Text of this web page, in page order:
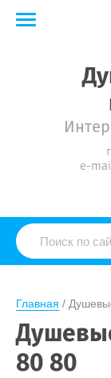
e-
Главная /
80 80